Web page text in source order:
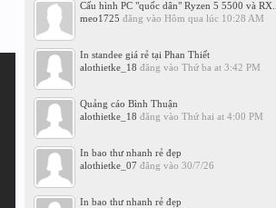
Cấu hình PC "quốc dân" Ryzen 5 5500 và RX...
meo1725 đăng vào Hôm qua lúc 10:28 AM
In standee giá rẻ tại Phan Thiết
alothietke_18 đăng vào Thứ ba at 3:42 PM
Quảng cáo Bình Thuận
alothietke_18 đăng vào Thứ hai at 4:00 PM
In bao thư nhanh rẻ đẹp
alothietke_07 đăng vào 30/7/26
In bao thư nhanh rẻ đẹp